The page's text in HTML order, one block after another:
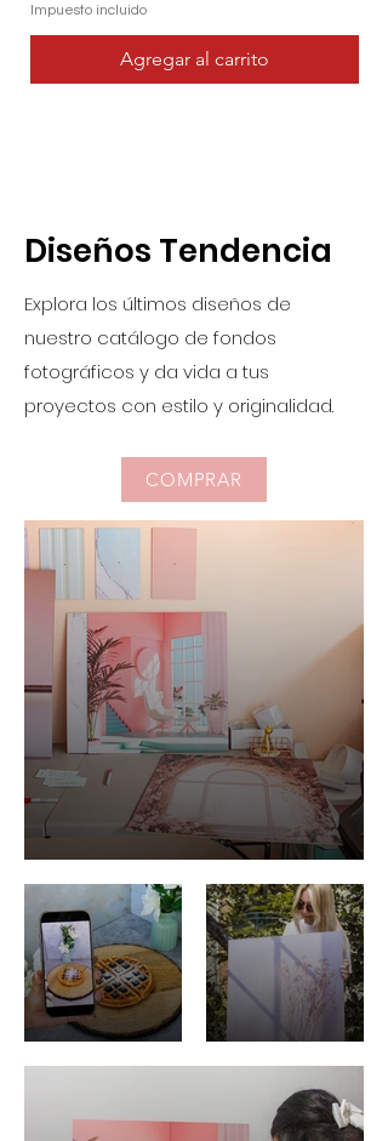
Impuesto incluido
Agregar al carrito
Diseños Tendencia
Explora los últimos diseños de
nuestro catálogo de fondos
fotográficos y da vida a tus
proyectos con estilo y originalidad.
COMPRAR